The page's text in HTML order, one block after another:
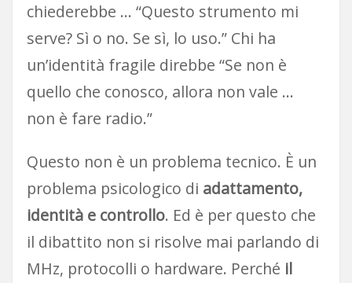
chiederebbe … “Questo strumento mi
serve? Sì o no. Se sì, lo uso.” Chi ha
un’identità fragile direbbe “Se non è
quello che conosco, allora non vale …
non è fare radio.”
Questo non è un problema tecnico. È un
problema psicologico di adattamento,
identità e controllo. Ed è per questo che
il dibattito non si risolve mai parlando di
MHz, protocolli o hardware. Perché il